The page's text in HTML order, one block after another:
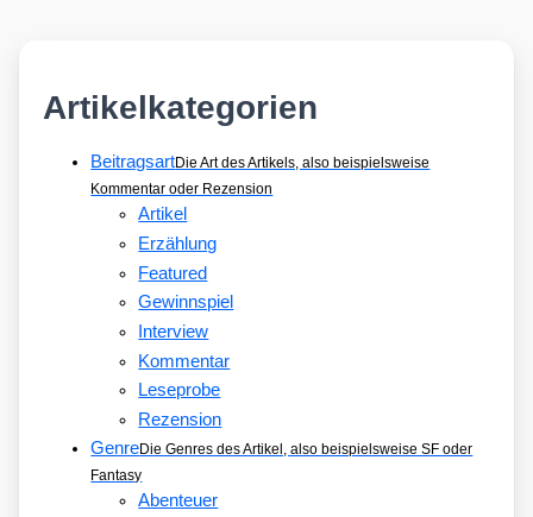
Artikelkategorien
BeitragsartDie Art des Artikels, also beispielsweise
Kommentar oder Rezension
Artikel
Erzählung
Featured
Gewinnspiel
Interview
Kommentar
Leseprobe
Rezension
GenreDie Genres des Artikel, also beispielsweise SF oder
Fantasy
Abenteuer